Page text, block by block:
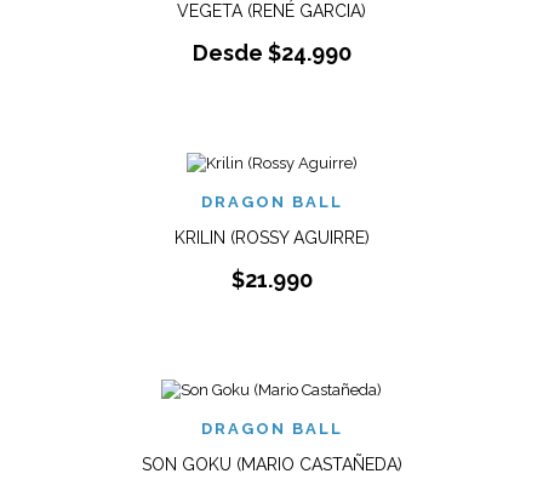
VEGETA (RENÉ GARCIA)
Desde $24.990
DRAGON BALL
KRILIN (ROSSY AGUIRRE)
$21.990
DRAGON BALL
SON GOKU (MARIO CASTAÑEDA)